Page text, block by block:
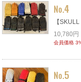
No.4
【
10,780円
会員価格
No.5